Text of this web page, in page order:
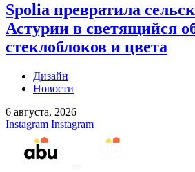
Spolia превратила
Астурии в светящийся
стеклоблоков и цвета
Дизайн
Новости
6 августа, 2026
Instagram Instagram